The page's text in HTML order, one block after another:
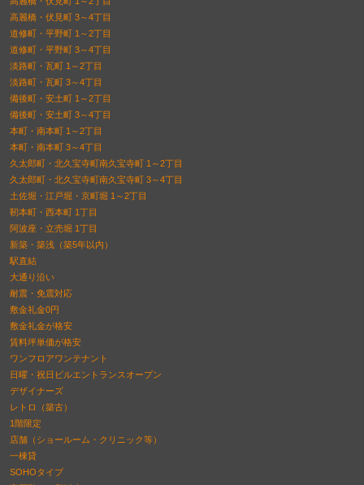
高麗橋・伏見町 3～4丁目
道修町・平野町 1～2丁目
道修町・平野町 3～4丁目
淡路町・瓦町 1～2丁目
淡路町・瓦町 3～4丁目
備後町・安土町 1～2丁目
備後町・安土町 3～4丁目
本町・南本町 1～2丁目
本町・南本町 3～4丁目
久太郎町・北久宝寺町南久宝寺町 1～2丁目
久太郎町・北久宝寺町南久宝寺町 3～4丁目
土佐堀・江戸堀・京町堀 1～2丁目
靭本町・西本町 1丁目
阿波座・立売堀 1丁目
新築・築浅（築5年以内）
駅直結
大通り沿い
耐震・免震対応
敷金礼金0円
敷金礼金が格安
賃料坪単価が格安
ワンフロアワンテナント
日曜・祝日ビルエントランスオープン
デザイナーズ
レトロ（築古）
1階限定
店舗（ショールーム・クリニック等）
一棟貸
SOHOタイプ